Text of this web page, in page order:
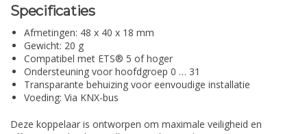
Specificaties
Afmetingen: 48 x 40 x 18 mm
Gewicht: 20 g
Compatibel met ETS® 5 of hoger
Ondersteuning voor hoofdgroep 0 … 31
Transparante behuizing voor eenvoudige installatie
Voeding: Via KNX-bus
Deze koppelaar is ontworpen om maximale veiligheid en